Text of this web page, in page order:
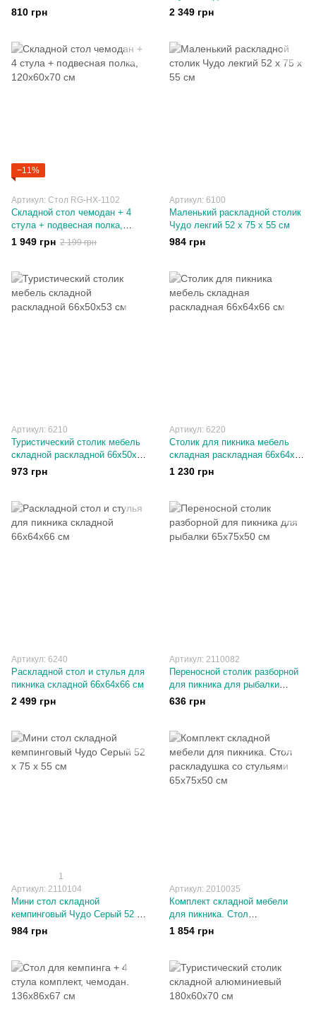
см, вес 1,6 кг
810 грн
120х60х70 см
2 349 грн
−11%
Артикул: Стол RG-HX-1102
Складной стол чемодан + 4
стула + подвесная полка,
120х60х70 см
1 949 грн 2 199 грн
Артикул: 6100
Маленький раскладной столик
Чудо лекгий 52 х 75 х 55 см
984 грн
Артикул: 6210
Туристический столик мебель
складной раскладной 66х50х53
см
973 грн
Артикул: 6220
Cтолик для пикника мебель
складная раскладная 66х64х66
см
1 230 грн
Артикул: 6240
Раскладной стол и стулья для
пикника складной 66х64х66 см
2 499 грн
Артикул: 2110082
Переносной столик разборной
для пикника для рыбалки
65х75х50 см
636 грн
1
Артикул: 2110104
Мини стол складной
кемпинговый Чудо Серый 52 х
75 х 55 см
984 грн
Артикул: 2010035
Комплект складной мебели
для пикника. Стол
раскладушка со стульями
65х75х50 см
1 854 грн